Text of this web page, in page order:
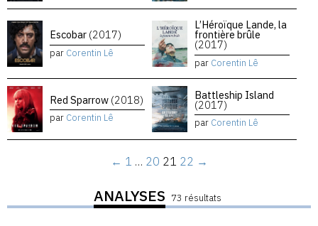
Escobar (2017)
par Corentin Lê
L’Héroïque Lande, la
frontière brûle
(2017)
par Corentin Lê
Red Sparrow (2018)
par Corentin Lê
Battleship Island
(2017)
par Corentin Lê
← 1 … 20 21 22 →
ANALYSES 73 résultats